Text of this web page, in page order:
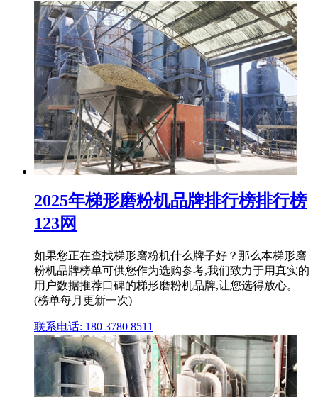
2025年梯形磨粉机品牌排行榜排行榜
123网
如果您正在查找梯形磨粉机什么牌子好？那么本梯形磨
粉机品牌榜单可供您作为选购参考,我们致力于用真实的
用户数据推荐口碑的梯形磨粉机品牌,让您选得放心。
(榜单每月更新一次)
联系电话: 180 3780 8511